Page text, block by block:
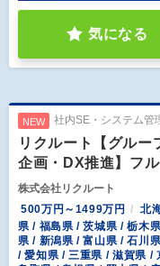
気になる
NEW 社内SE・システム管
リクルート【グル
企画・DX推進】フ
株式会社リクルート
500万円～1499万円
北
県 / 福島県 / 茨城県 / 栃木
県 / 新潟県 / 富山県 / 石川
/ 愛知県 / 三重県 / 滋賀県 /